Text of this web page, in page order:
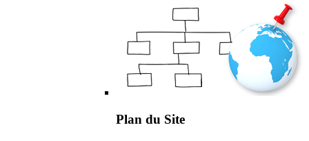
Plan du Site